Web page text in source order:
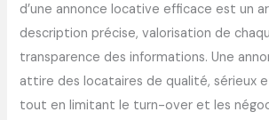
d’une annonce locative efficace est un
description précise, valorisation de
transparence des informations. Une
attire des locataires de qualité, sérieux
tout en limitant le turn-over et les